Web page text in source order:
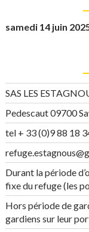
samedi 14 juin
SAS LES
Pedescaut 09700
tel + 33 (0)9 88 18
Durant la période
fixe du refuge (les
Hors période de
gardiens sur leur